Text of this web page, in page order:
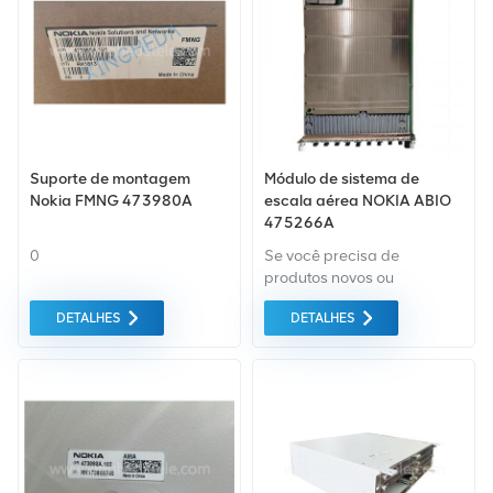
Suporte de montagem
Nokia FMNG 473980A
0
DETALHES
Módulo de sistema de
escala aérea NOKIA ABIO
475266A
Se você precisa de
produtos novos ou
renovados, leva em
consideração garantia
apenas equipamentos de
fornecido ao melhor preço
DETALHES